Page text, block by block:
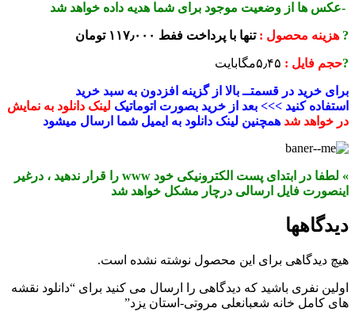
-عکس ها از وضعیت موجود برای شما هدیه داده خواهد شد
? هزینه محصول : تنها با پرداخت ففط ۱۱۷٫۰۰۰ تومان
?حجم فایل : ۵٫۴۵مگابایت
برای خرید در قسمتــ بالا از گزینه افزدون به سبد خرید
استفاده کنید >>> بعد از خرید بصورت اتوماتیک لینک دانلود به نمایش
در خواهد شد همچنین لینک دانلود به ایمیل شما ارسال میشود
» لطفا در ابتدای پست الکترونیکی خود www را قرار ندهید ، درغیر
اینصورت فایل ارسالی درچار مشکل خواهد شد
دیدگاهها
هیچ دیدگاهی برای این محصول نوشته نشده است.
اولین نفری باشید که دیدگاهی را ارسال می کنید برای “دانلود نقشه
های کامل خانه شعبانعلی مروتی-استان یزد”